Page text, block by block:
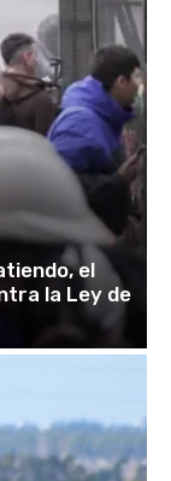
el
la Ley de